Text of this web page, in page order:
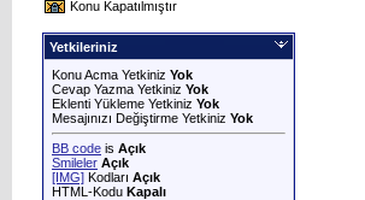
Konu Kapatılmıştır
Yetkileriniz
Konu Acma Yetkiniz Yok
Cevap Yazma Yetkiniz Yok
Eklenti Yükleme Yetkiniz Yok
Mesajınızı Değiştirme Yetkiniz Yok
BB code is Açık
Smileler Açık
[IMG] Kodları Açık
HTML-Kodu Kapalı